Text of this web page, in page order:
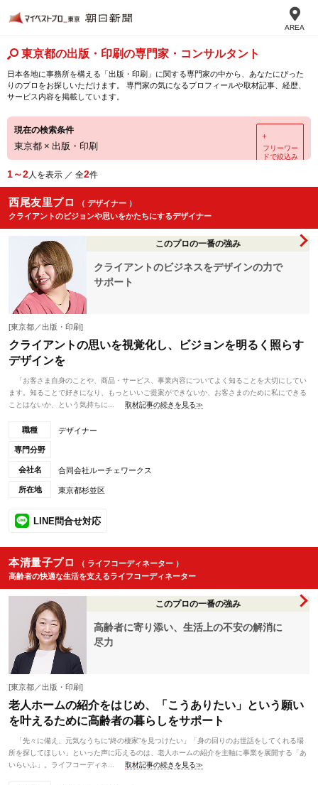
AREA
東京都の出版・印刷の専門家・コンサルタント
日本各地に事務所を構える「出版・印刷」に関する専門家の中から、あなたにぴった
りのプロをお探しいただけます。 専門家の気になるプロフィールや取材記事、経歴、
サービス内容を掲載しています。
現在の検索条件
東京都 × 出版・印刷
＋
フリーワー
ドで絞込み
1～2人を表示 ／ 全2件
西尾友里プロ
（ デザイナー ）
クライアントのビジョンや思いをかたちにするデザイナー
このプロの一番の強み
クライアントのビジネスをデザインの力で
サポート
[東京都／出版・印刷]
クライアントの思いを視覚化し、ビジョンを明るく照らす
デザインを
「お客さま自身のことや、商品・サービス、事業内容についてよく知ることを大切にしてい
ます。知ることで好きになり、もっといいご提案ができないか、お客さまのために私にできる
ことはないか、という気持ちに...
取材記事の続きを見る≫
職種 デザイナー
専門分野
会社名 合同会社ルーチェワークス
所在地 東京都杉並区
LINE問合せ対応
本清量子プロ
（ ライフコーディネーター ）
高齢者の快適な生活を支えるライフコーディネーター
このプロの一番の強み
高齢者に寄り添い、生活上の不安の解消に
尽力
[東京都／出版・印刷]
老人ホームの紹介をはじめ、「こうありたい」という願い
を叶えるために高齢者の暮らしをサポート
「先々に備え、元気なうちに“終の棲家”を見つけたい」「身の回りのお世話をしてくれる場
所を探してほしい」といった声に応えるのは、老人ホームの紹介を主軸に事業を展開する「あ
いらいふ」。ライフコーディネ...
取材記事の続きを見る≫